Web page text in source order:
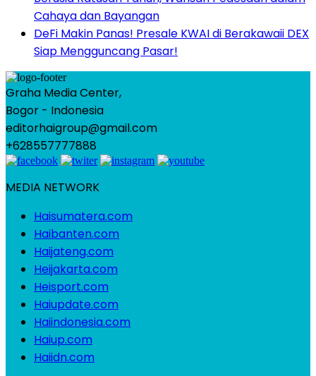
Cahaya dan Bayangan
DeFi Makin Panas! Presale KWAI di Berakawaii DEX
Siap Mengguncang Pasar!
Graha Media Center,
Bogor - Indonesia
editorhaigroup@gmail.com
+628557777888
MEDIA NETWORK
Haisumatera.com
Haibanten.com
Haijateng.com
Heijakarta.com
Heisport.com
Haiupdate.com
Haiindonesia.com
Haiup.com
Haiidn.com